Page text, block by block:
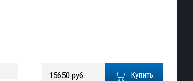
Купить
15650 руб.